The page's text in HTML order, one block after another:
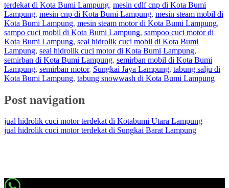
terdekat di Kota Bumi Lampung, mesin cdlf cnp di Kota Bumi
Lampung, mesin cnp di Kota Bumi Lampung, mesin steam mobil di
Kota Bumi Lampung, mesin steam motor di Kota Bumi Lampung,
sampo cuci mobil di Kota Bumi Lampung, sampoo cuci motor di
Kota Bumi Lampung, seal hidrolik cuci mobil di Kota Bumi
Lampung, seal hidrolik cuci motor di Kota Bumi Lampung,
semirban di Kota Bumi Lampung, semirban mobil di Kota Bumi
Lampung, semirban motor, Sungkai Jaya Lampung, tabung salju di
Kota Bumi Lampung, tabung snowwash di Kota Bumi Lampung
Post navigation
jual hidrolik cuci motor terdekat di Kotabumi Utara Lampung
jual hidrolik cuci motor terdekat di Sungkai Barat Lampung